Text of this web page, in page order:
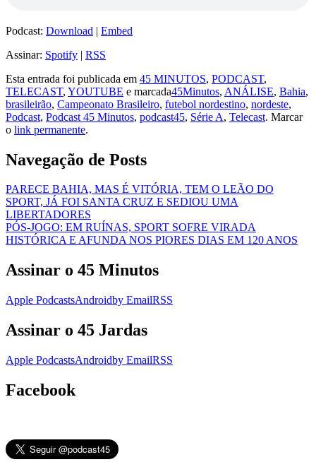
Podcast: Download | Embed
Assinar: Spotify | RSS
Esta entrada foi publicada em 45 MINUTOS, PODCAST,
TELECAST, YOUTUBE e marcada45Minutos, ANÁLISE, Bahia,
brasileirão, Campeonato Brasileiro, futebol nordestino, nordeste,
Podcast, Podcast 45 Minutos, podcast45, Série A, Telecast. Marcar
o link permanente.
Navegação de Posts
PARECE BAHIA, MAS É VITÓRIA, TEM O LEÃO DO
SPORT, JÁ FOI SANTA CRUZ E SEDIOU UMA
LIBERTADORES
PÓS-JOGO: EM RUÍNAS, SPORT SOFRE VIRADA
HISTÓRICA E AFUNDA NOS PIORES DIAS EM 120 ANOS
Assinar o 45 Minutos
Apple PodcastsAndroidby EmailRSS
Assinar o 45 Jardas
Apple PodcastsAndroidby EmailRSS
Facebook